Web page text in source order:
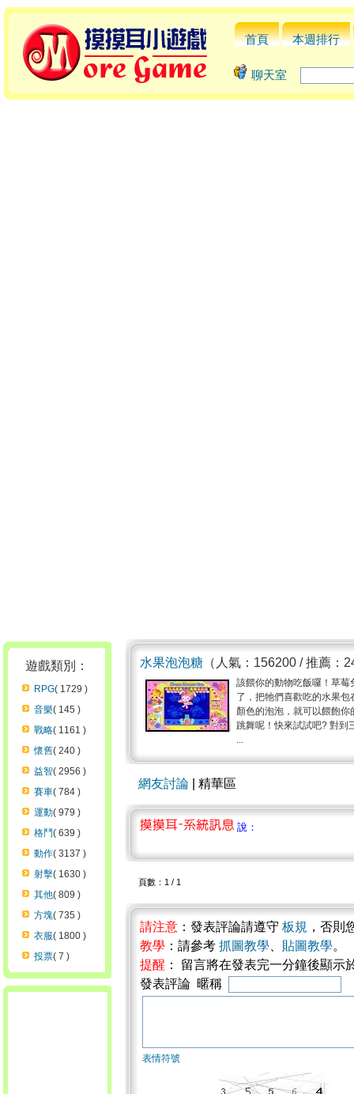
首頁 本週排行
聊天室
遊戲類別：
RPG( 1729 )
音樂( 145 )
戰略( 1161 )
懷舊( 240 )
益智( 2956 )
賽車( 784 )
運動( 979 )
格鬥( 639 )
動作( 3137 )
射擊( 1630 )
其他( 809 )
方塊( 735 )
衣服( 1800 )
投票( 7 )
水果泡泡糖 （人氣：156200 / 推薦：
該餵你的動物吃飯囉！草
了，把牠們喜歡吃的水果
顏色的泡泡，就可以餵飽
跳舞呢！快來試試吧? 對到
...
網友討論 | 精華區
說：
頁數：1 / 1
請注意 ：發表評論請遵守 板規 ，否則
教學 ：請參考 抓圖教學 貼圖教學。
提醒 ： 留言將在發表完一分鐘後顯
發表評論 暱稱
表情符號